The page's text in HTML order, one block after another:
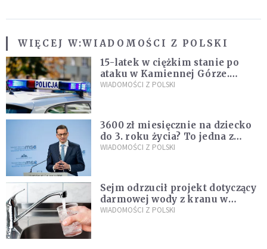
WIĘCEJ W:WIADOMOŚCI Z POLSKI
15-latek w ciężkim stanie po
ataku w Kamiennej Górze.
Policja zatrzymała dwóch
WIADOMOŚCI Z POLSKI
3600 zł miesięcznie na dziecko
do 3. roku życia? To jedna z
propozycji programu "Rozwój
WIADOMOŚCI Z POLSKI
Sejm odrzucił projekt dotyczący
darmowej wody z kranu w
restauracjach
WIADOMOŚCI Z POLSKI